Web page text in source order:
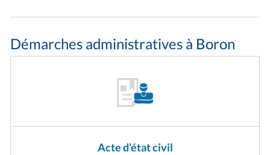
Démarches administratives à Boron
Acte d’état civil